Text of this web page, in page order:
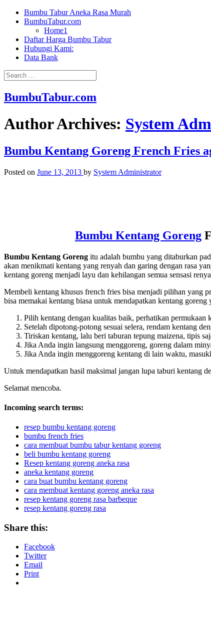
Bumbu Tabur Aneka Rasa Murah
BumbuTabur.com
Home1
Daftar Harga Bumbu Tabur
Hubungi Kami:
Data Bank
BumbuTabur.com
Author Archives: System
Bumbu Kentang Goreng French Fries
Posted on June 13, 2013 by System Administrator
Bumbu Kentang Goreng
Bumbu Kentang Goreng itu adalah bumbu yang ditaburkan
akan menikmati kentang yang renyah dan garing dengan rasa
kentang goreng menjadi layu dan kehilangan semua sensasi
Membeli kentang khusus french fries bisa menjadi pilihan yang
bisa memakai kentang biasa untuk mendapatkan kentang
Pilih kentang dengan kualitas baik, perhatikan
Setelah dipotong-potong sesuai selera, rendam kentang
Tiriskan kentang, lalu beri taburan tepung maizena, tipis
Jika Anda ingin langsung menggoreng, goreng dalam
Jika Anda ingin menggoreng kentang di lain waktu,
Untuk mendapatkan hasil maksimal jangan lupa taburi kentang
Selamat mencoba.
Incoming search terms:
resep bumbu kentang goreng
bumbu french fries
cara membuat bumbu tabur kentang goreng
beli bumbu kentang goreng
Resep kentang goreng aneka rasa
aneka kentang goreng
cara buat bumbu kentang goreng
cara membuat kentang goreng aneka rasa
resep kentang goreng rasa barbeque
resep kentang goreng rasa
Share this:
Facebook
Twitter
Email
Print